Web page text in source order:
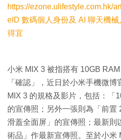
https://ezone.ulifestyle.com.hk/
eID 數碼個人身份及 AI 聊天機
得宜
小米 MIX 3 被指搭有 10GB
「確認」，近日於小米手機微
MIX 3 的規格及影片，包括：「
的宣傳照；另外一張則為「前置
滑蓋全面屏」的宣傳照；最新則
術品」作最新宣傳照。至於小米